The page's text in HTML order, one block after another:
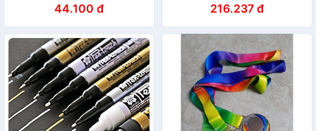
44.100 đ 216.237 đ